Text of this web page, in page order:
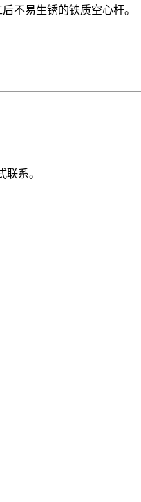
不易生锈的铁质空心杆。
联系。